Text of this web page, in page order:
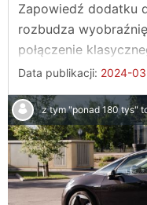
Zapowiedź dodatku
rozbudza
połączenie
Data publikacji: 2024-
z tym "ponad 180 tys"